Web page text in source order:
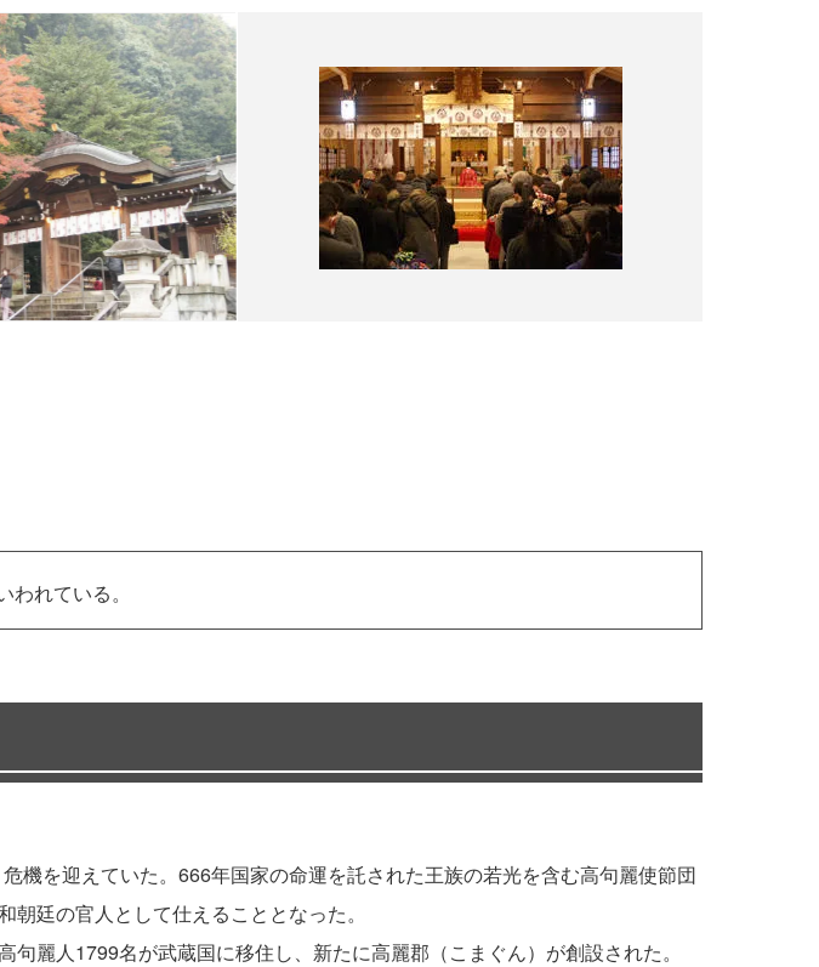
れている。
機を迎えていた。666年国家の命運を託された王族の若光を含む高句麗使節団
廷の官人として仕えることとなった。
麗人1799名が武蔵国に移住し、新たに高麗郡（こまぐん）が創設された。